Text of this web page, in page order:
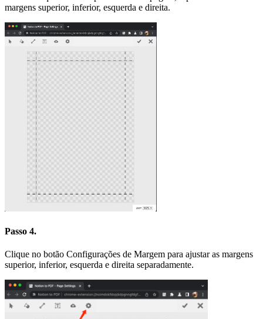
margens superior, inferior, esquerda e direita.
Passo 4.
Clique no botão Configurações de Margem para ajustar as margens
superior, inferior, esquerda e direita separadamente.